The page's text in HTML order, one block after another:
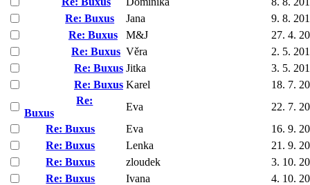
Re: Buxus
Jana
9. 8.
Re: Buxus
M&J
27. 4.
Re: Buxus Věra
2. 5.
Re: Buxus Jitka
3. 5.
Re: Buxus Karel
18. 7.
Re:
Buxus
Eva
22. 7.
Re: Buxus
Eva
16. 9.
Re: Buxus
Lenka
21. 9.
Re: Buxus
zloudek
3. 10.
Re: Buxus
Ivana
4. 10.